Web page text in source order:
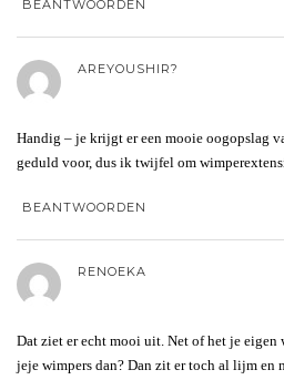
BEANTWOORDEN
AREYOUSHIR?
Handig – je krijgt er een mooie oogopslag
geduld voor, dus ik twijfel om
BEANTWOORDEN
RENOEKA
Dat ziet er echt mooi uit. Net of het je
jeje wimpers dan? Dan zit er toch al lijm en